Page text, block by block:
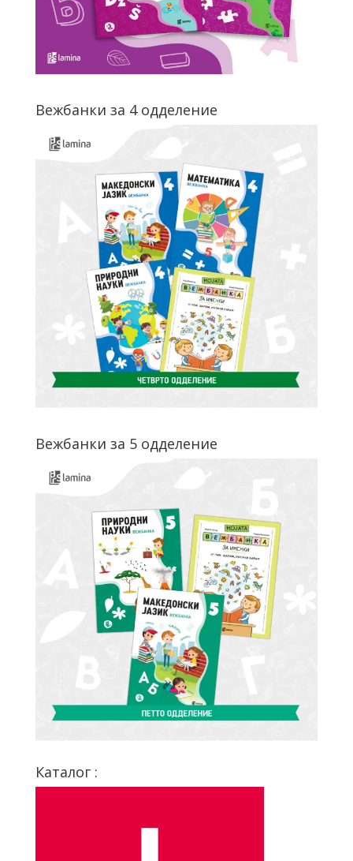
Вежбанки за 4 одделение
Вежбанки за 5 одделение
Каталог :